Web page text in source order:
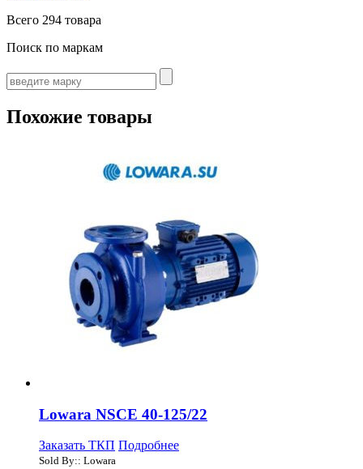
Всего 294 товара
Поиск по маркам
Похожие товары
Lowara NSCE 40-125/22
Заказать ТКП Подробнее
Sold By:: Lowara